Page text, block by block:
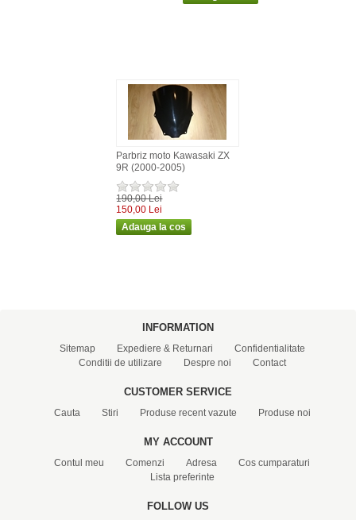
Parbriz moto Kawasaki ZX
9R (2000-2005)
190,00 Lei
150,00 Lei
INFORMATION
Sitemap Expediere & Returnari
Confidentialitate
Conditii de utilizare
Despre noi Contact
CUSTOMER SERVICE
Cauta Stiri Produse recent vazute Produse noi
MY ACCOUNT
Contul meu Comenzi Adresa
Cos cumparaturi
Lista preferinte
FOLLOW US